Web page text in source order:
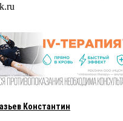
Константин